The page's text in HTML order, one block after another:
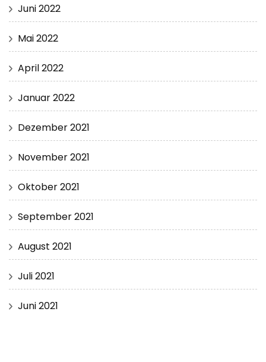
Juni 2022
Mai 2022
April 2022
Januar 2022
Dezember 2021
November 2021
Oktober 2021
September 2021
August 2021
Juli 2021
Juni 2021